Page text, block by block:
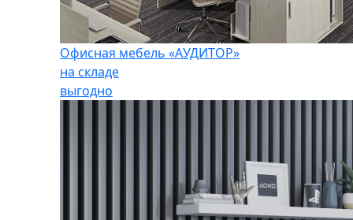
Офисная мебель «АУДИТОР»
на складе
выгодно